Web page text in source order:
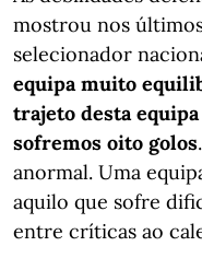
mostrou nos
selecionador
equipa muito
trajeto desta
sofremos oito golos
anormal. Uma
aquilo que sofre
entre críticas ao